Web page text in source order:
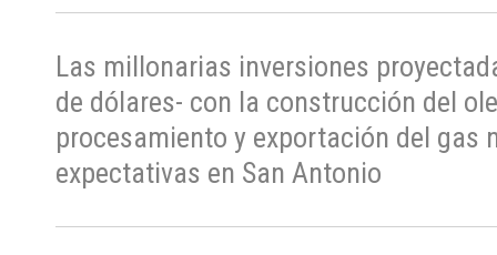
Las millonarias inversiones
de dólares- con la construcción del
procesamiento y exportación del gas
expectativas en San Antonio